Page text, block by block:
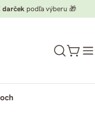
darčekpodľa výberu 🎁